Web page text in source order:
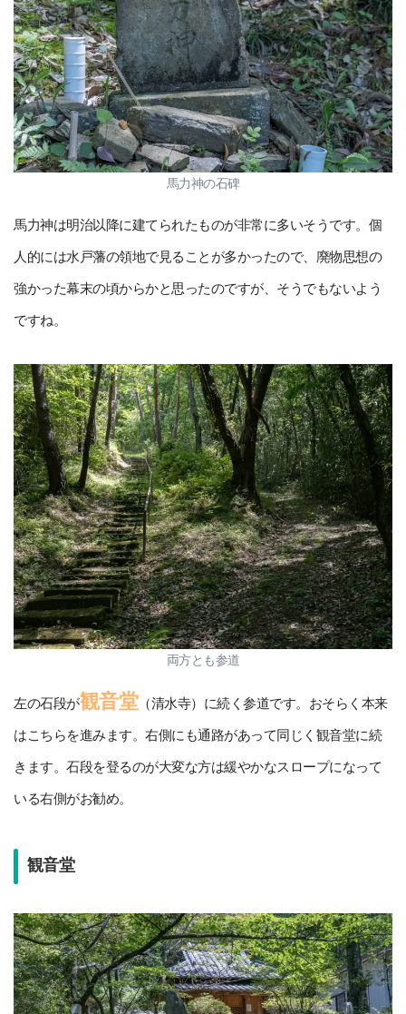
馬力神の石碑
馬力神は明治以降に建てられたものが非常に多いそうです。個
人的には水戸藩の領地で見ることが多かったので、廃物思想の
強かった幕末の頃からかと思ったのですが、そうでもないよう
ですね。
両方とも参道
左の石段が観音堂（清水寺）に続く参道です。おそらく本来
はこちらを進みます。右側にも通路があって同じく観音堂に続
きます。石段を登るのが大変な方は緩やかなスロープになって
いる右側がお勧め。
観音堂